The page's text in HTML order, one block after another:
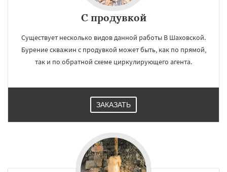
С продувкой
Существует несколько видов данной работы В Шаховской.
Бурение скважин с продувкой может быть, как по прямой,
так и по обратной схеме циркулирующего агента.
ЗАКАЗАТЬ